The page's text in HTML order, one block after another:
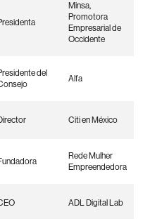
Minsa,
Promotora
Empresarial de
Occidente
del
Alfa
Citi en México
Rede Mulher
Empreendedora
ADL Digital Lab